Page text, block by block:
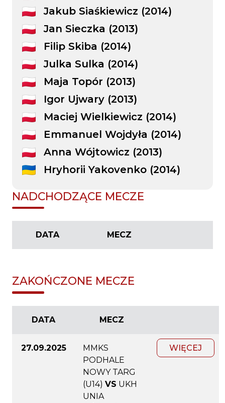
Jakub Siaśkiewicz (2014)
Jan Sieczka (2013)
Filip Skiba (2014)
Julka Sulka (2014)
Maja Topór (2013)
Igor Ujwary (2013)
Maciej Wielkiewicz (2014)
Emmanuel Wojdyła (2014)
Anna Wójtowicz (2013)
Hryhorii Yakovenko (2014)
NADCHODZĄCE MECZE
DATA MECZ
ZAKOŃCZONE MECZE
DATA MECZ
27.09.2025
MMKS
PODHALE
NOWY TARG
(U14) VS UKH
UNIA
WIĘCEJ